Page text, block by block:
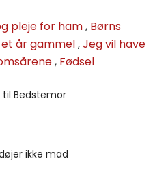
pleje for ham, Børns
år gammel,Jeg vil have
, Fødsel
Bedstemor
ikke mad